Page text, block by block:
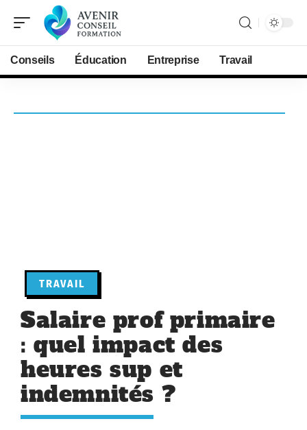
Conseils Éducation Entreprise Travail
TRAVAIL
Salaire prof primaire
: quel impact des
heures sup et
indemnités ?